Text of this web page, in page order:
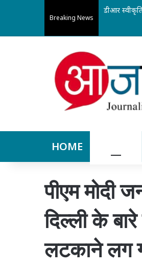
Breaking News
डीआर
HOME
पीएम मोदी
दिल्ली के
लटकाने लग